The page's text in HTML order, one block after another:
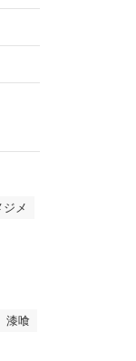
ジメ
漆喰